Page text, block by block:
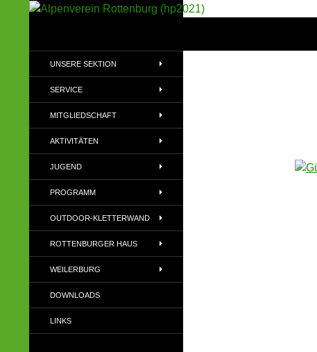
(DAV)
UNSERE SEKTION
SERVICE
MITGLIEDSCHAFT
AKTIVITÄTEN
JUGEND
PROGRAMM
OUTDOOR-KLETTERWAND
ROTTENBURGER HAUS
WEILERBURG
DOWNLOADS
LINKS